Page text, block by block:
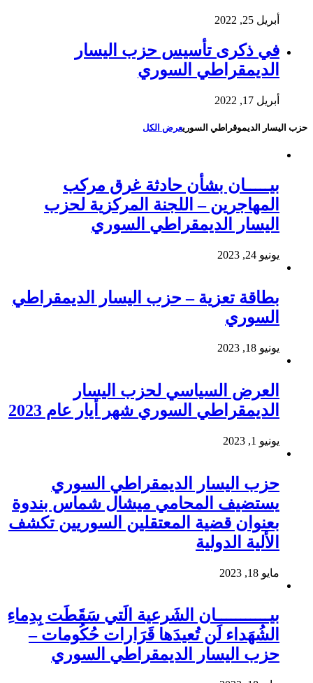
أبريل 25, 2022
في ذكرى تأسيس حزب اليسار
الديمقراطي السوري
أبريل 17, 2022
حزب اليسار الديموقراطي السوريعرض الكل
بيـــــان بشأن حادثة غرق مركب
المهاجرين – اللجنة المركزية لحزب
اليسار الديمقراطي السوري
يونيو 24, 2023
بطاقة تعزية – حزب اليسار الديمقراطي
السوري
يونيو 18, 2023
العرض السياسي لحزب اليسار
الديمقراطي السوري شهر أيار عام 2023
يونيو 1, 2023
حزب اليسار الديمقراطي السوري
يستضيف المحامي ميشال شماس بندوة
بعنوان قضية المعتقلين السوريين تكشف
الألية الدولية
مايو 18, 2023
بيـــــــــــان الشَرعية الَتي سَقَطَت بِدِماءِ
الشُهَداء لَن تُعيدَها قَرَارات حُكُومات –
حزب اليسار الديمقراطي السوري